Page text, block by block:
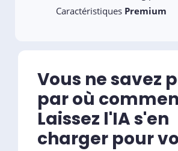
Caractéristiques Premium
Vous ne savez
par où
Laissez l'IA s'en
charger pour